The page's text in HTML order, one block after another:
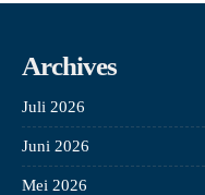
Archives
Juli 2026
Juni 2026
Mei 2026